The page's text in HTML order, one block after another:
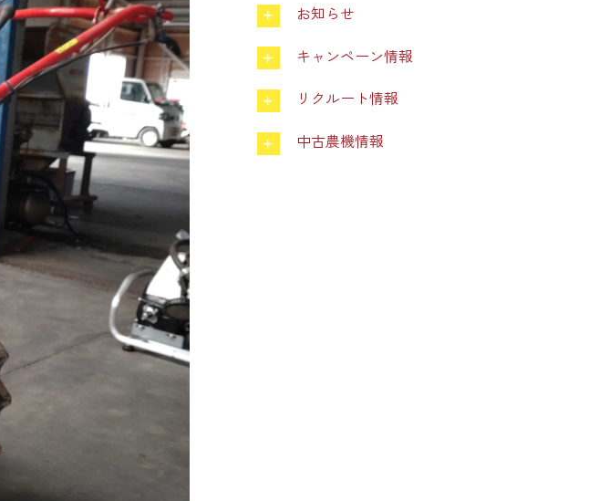
お知らせ
キャンペーン情報
リクルート情報
中古農機情報